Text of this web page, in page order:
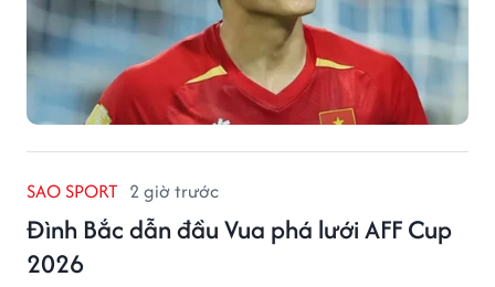
SAO SPORT 2 giờ trước
Đình Bắc dẫn đầu Vua phá lưới AFF Cup
2026